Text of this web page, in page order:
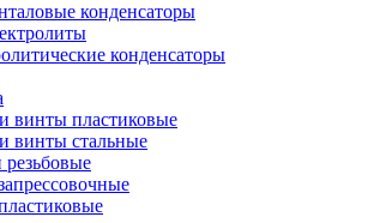
конденсаторы
конденсаторы
винты пластиковые
винты стальные
резьбовые